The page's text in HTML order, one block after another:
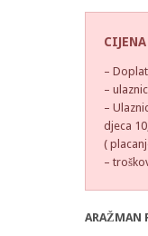
–
–
–
djeca
(
–
ARAŽMAN